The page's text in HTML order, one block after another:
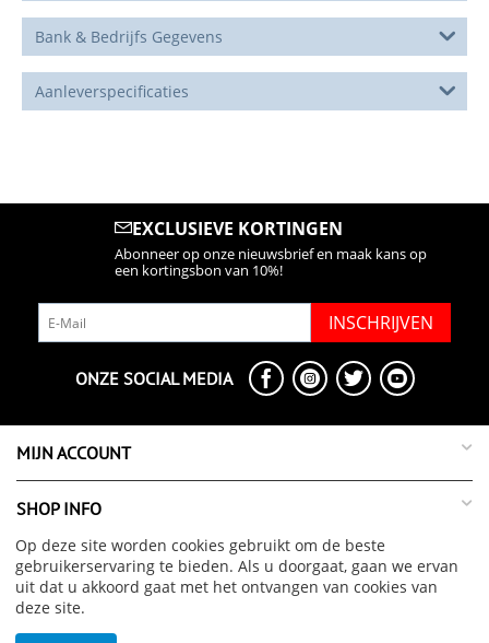
Bank & Bedrijfs Gegevens
Aanleverspecificaties
EXCLUSIEVE KORTINGEN
Abonneer op onze nieuwsbrief en maak kans op
een kortingsbon van 10%!
INSCHRIJVEN
ONZE SOCIAL MEDIA
MIJN ACCOUNT
SHOP INFO
SUPPORT INFO
OVER ONS
Op deze site worden cookies gebruikt om de beste
gebruikerservaring te bieden. Als u doorgaat, gaan we ervan
uit dat u akkoord gaat met het ontvangen van cookies van
deze site.